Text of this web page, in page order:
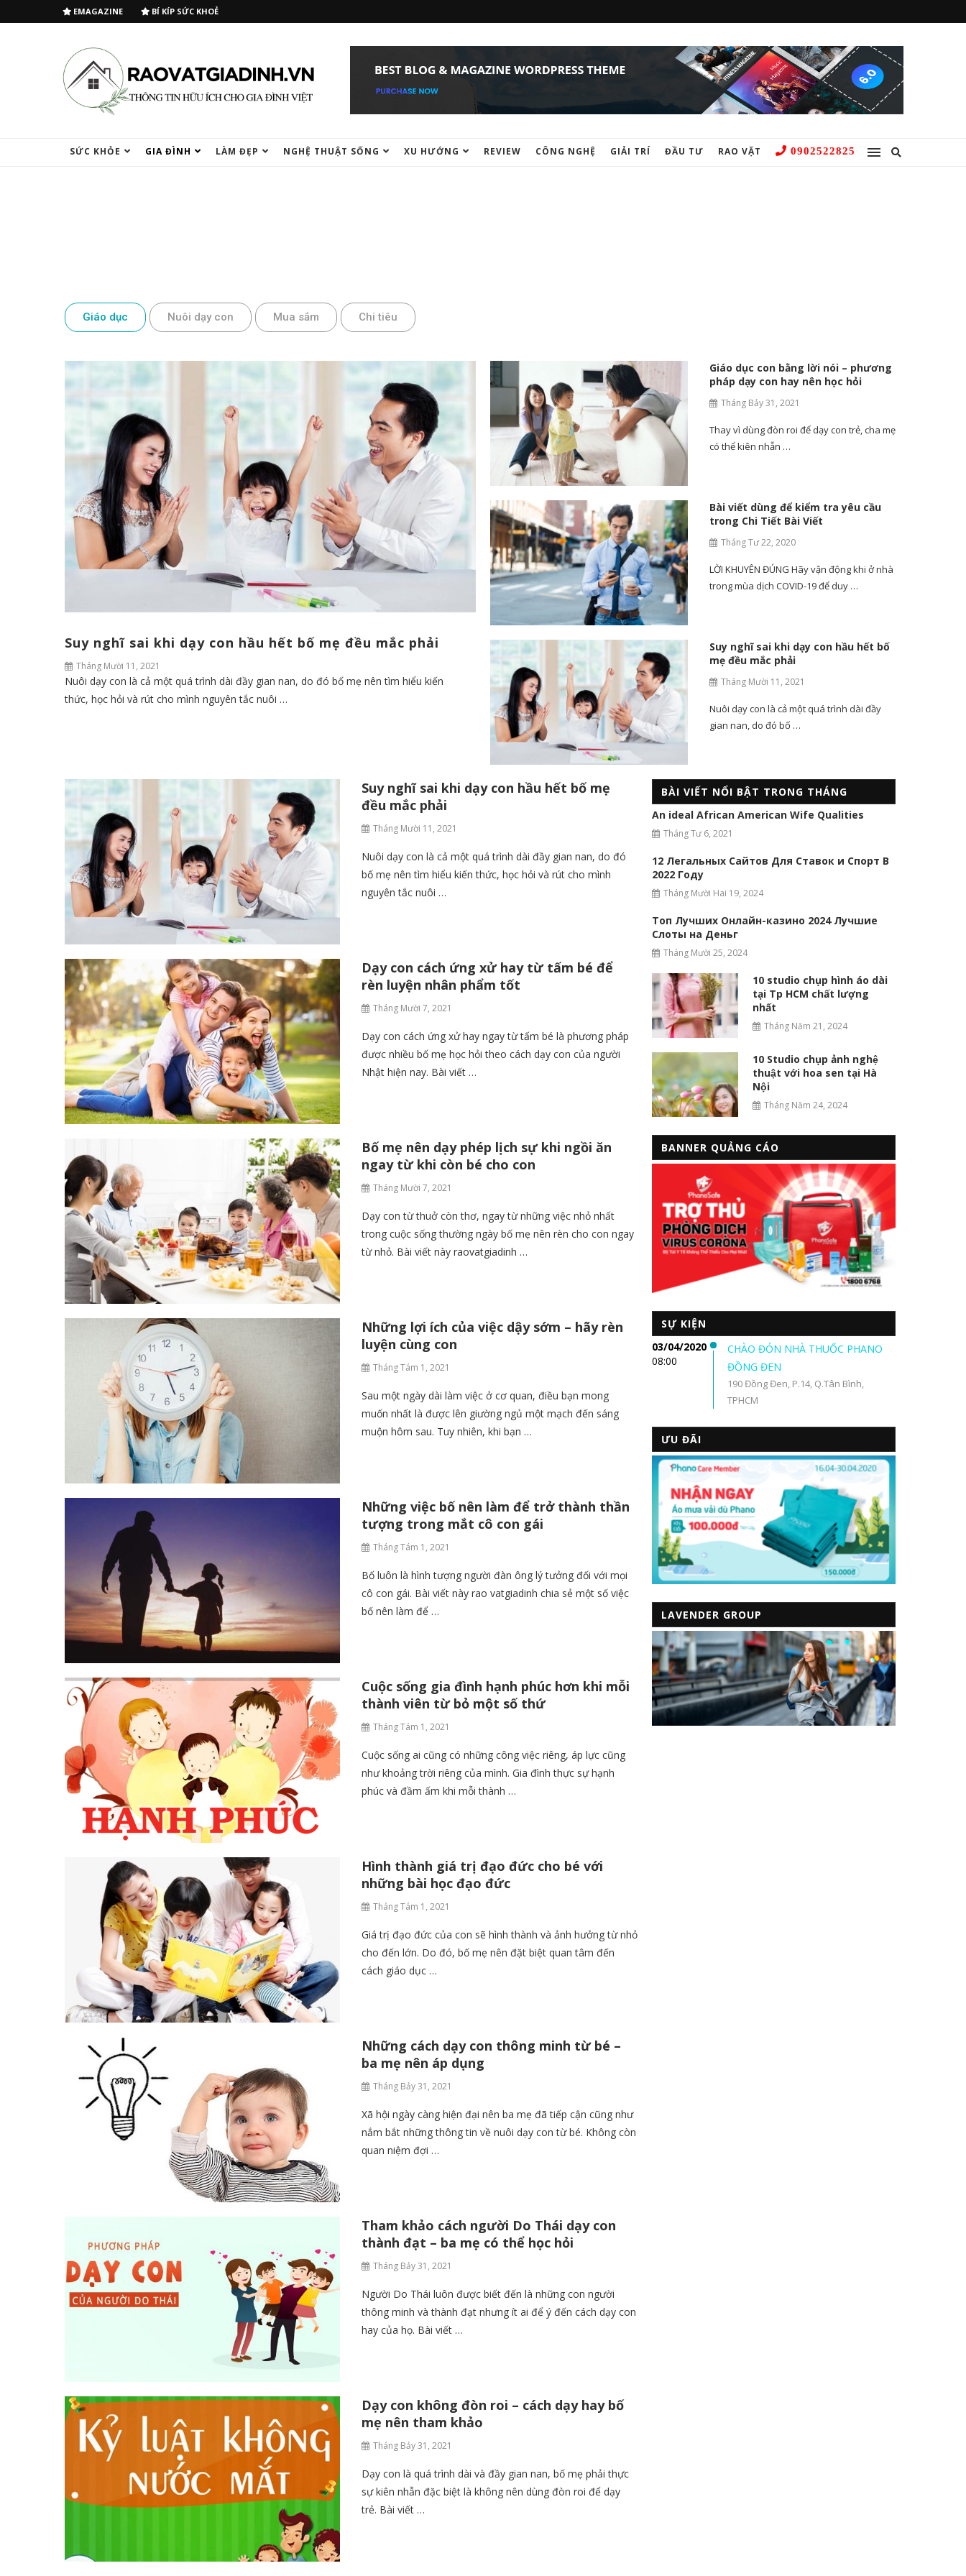
EMAGAZINE BÍ KÍP SỨC KHOẺ
SỨC KHỎE GIA ĐÌNH LÀM ĐẸP NGHỆ THUẬT SỐNG XU HƯỚNG REVIEW CÔNG NGHỆ GIẢI TRÍ ĐẦU TƯ RAO VẶT 0902522825
Giáo dục Nuôi dạy con Mua sắm Chi tiêu
Suy nghĩ sai khi dạy con hầu hết bố mẹ đều mắc phải
Tháng Mười 11, 2021
Nuôi dạy con là cả một quá trình dài đầy gian nan, do đó bố mẹ nên tìm hiểu kiến
thức, học hỏi và rút cho mình nguyên tắc nuôi …
Giáo dục con bằng lời nói – phương
pháp dạy con hay nên học hỏi
Tháng Bảy 31, 2021
Thay vì dùng đòn roi để dạy con trẻ, cha mẹ
có thể kiên nhẫn …
Bài viết dùng để kiểm tra yêu cầu
trong Chi Tiết Bài Viết
Tháng Tư 22, 2020
LỜI KHUYÊN ĐÚNG Hãy vận động khi ở nhà
trong mùa dịch COVID-19 để duy …
Suy nghĩ sai khi dạy con hầu hết bố
mẹ đều mắc phải
Tháng Mười 11, 2021
Nuôi dạy con là cả một quá trình dài đầy
gian nan, do đó bố …
Suy nghĩ sai khi dạy con hầu hết bố mẹ
đều mắc phải
Tháng Mười 11, 2021
Nuôi dạy con là cả một quá trình dài đầy gian nan, do đó
bố mẹ nên tìm hiểu kiến thức, học hỏi và rút cho mình
nguyên tắc nuôi …
Dạy con cách ứng xử hay từ tấm bé để
rèn luyện nhân phẩm tốt
Tháng Mười 7, 2021
Dạy con cách ứng xử hay ngay từ tấm bé là phương pháp
được nhiều bố mẹ học hỏi theo cách dạy con của người
Nhật hiện nay. Bài viết …
Bố mẹ nên dạy phép lịch sự khi ngồi ăn
ngay từ khi còn bé cho con
Tháng Mười 7, 2021
Dạy con từ thuở còn thơ, ngay từ những việc nhỏ nhất
trong cuộc sống thường ngày bố mẹ nên rèn cho con ngay
từ nhỏ. Bài viết này raovatgiadinh …
Những lợi ích của việc dậy sớm – hãy rèn
luyện cùng con
Tháng Tám 1, 2021
Sau một ngày dài làm việc ở cơ quan, điều bạn mong
muốn nhất là được lên giường ngủ một mạch đến sáng
muộn hôm sau. Tuy nhiên, khi bạn …
Những việc bố nên làm để trở thành thần
tượng trong mắt cô con gái
Tháng Tám 1, 2021
Bố luôn là hình tượng người đàn ông lý tưởng đối với mọi
cô con gái. Bài viết này rao vatgiadinh chia sẻ một số việc
bố nên làm để …
Cuộc sống gia đình hạnh phúc hơn khi mỗi
thành viên từ bỏ một số thứ
Tháng Tám 1, 2021
Cuộc sống ai cũng có những công việc riêng, áp lực cũng
như khoảng trời riêng của mình. Gia đình thực sự hạnh
phúc và đầm ấm khi mỗi thành …
Hình thành giá trị đạo đức cho bé với
những bài học đạo đức
Tháng Tám 1, 2021
Giá trị đạo đức của con sẽ hình thành và ảnh hưởng từ nhỏ
cho đến lớn. Do đó, bố mẹ nên đặt biệt quan tâm đến
cách giáo dục …
Những cách dạy con thông minh từ bé –
ba mẹ nên áp dụng
Tháng Bảy 31, 2021
Xã hội ngày càng hiện đại nên ba mẹ đã tiếp cận cũng như
nắm bắt những thông tin về nuôi dạy con từ bé. Không còn
quan niệm đợi …
Tham khảo cách người Do Thái dạy con
thành đạt – ba mẹ có thể học hỏi
Tháng Bảy 31, 2021
Người Do Thái luôn được biết đến là những con người
thông minh và thành đạt nhưng ít ai để ý đến cách dạy con
hay của họ. Bài viết …
Dạy con không đòn roi – cách dạy hay bố
mẹ nên tham khảo
Tháng Bảy 31, 2021
Dạy con là quá trình dài và đầy gian nan, bố mẹ phải thực
sự kiên nhẫn đặc biệt là không nên dùng đòn roi để dạy
trẻ. Bài viết …
BÀI VIẾT NỔI BẬT TRONG THÁNG
An ideal African American Wife Qualities
Tháng Tư 6, 2021
12 Легальных Сайтов Для Ставок и Спорт В
2022 Году
Tháng Mười Hai 19, 2024
Топ Лучших Онлайн-казино 2024 Лучшие
Слоты на Деньг
Tháng Mười 25, 2024
10 studio chụp hình áo dài
tại Tp HCM chất lượng
nhất
Tháng Năm 21, 2024
10 Studio chụp ảnh nghệ
thuật với hoa sen tại Hà
Nội
Tháng Năm 24, 2024
BANNER QUẢNG CÁO
SỰ KIỆN
03/04/2020
08:00
CHÀO ĐÓN NHÀ THUỐC PHANO
ĐỒNG ĐEN
190 Đồng Đen, P.14, Q.Tân Bình,
TPHCM
ƯU ĐÃI
LAVENDER GROUP